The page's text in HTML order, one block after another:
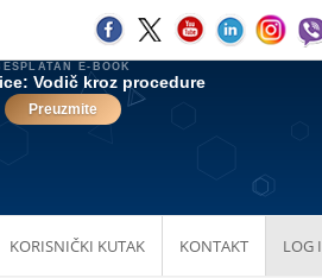
KORISNIČKI KUTAK KONTAKT LOG